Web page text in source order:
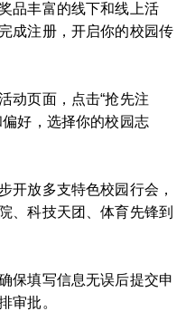
品丰富的线下和线上活
成注册，开启你的校园传
动页面，点击“抢先注
好，选择你的校园志
开放多支特色校园行会，
、科技天团、体育先锋到
保填写信息无误后提交申
审批。